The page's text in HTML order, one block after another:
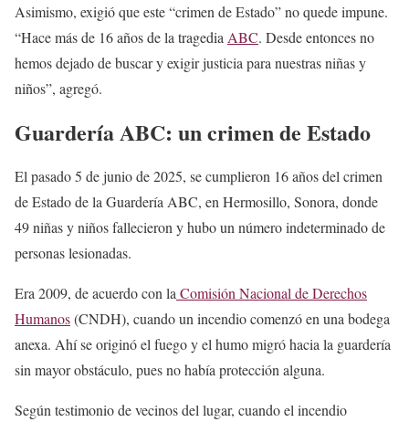
Asimismo, exigió que este “crimen de Estado” no quede impune.
“Hace más de 16 años de la tragedia ABC. Desde entonces no
hemos dejado de buscar y exigir justicia para nuestras niñas y
niños”, agregó.
Guardería ABC: un crimen de Estado
El pasado 5 de junio de 2025, se cumplieron 16 años del crimen
de Estado de la Guardería ABC, en Hermosillo, Sonora, donde
49 niñas y niños fallecieron y hubo un número indeterminado de
personas lesionadas.
Era 2009, de acuerdo con la Comisión Nacional de Derechos
Humanos(CNDH), cuando un incendio comenzó en una bodega
anexa. Ahí se originó el fuego y el humo migró hacia la guardería
sin mayor obstáculo, pues no había protección alguna.
Según testimonio de vecinos del lugar, cuando el incendio